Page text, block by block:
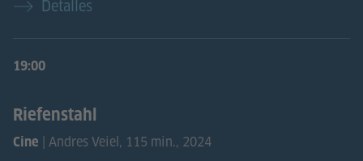
Detalles
19:00
Riefenstahl
Cine | Andres Veiel, 115 min., 2024